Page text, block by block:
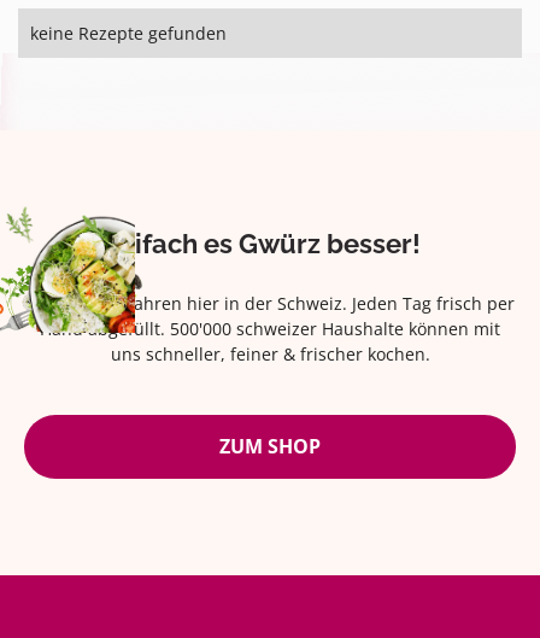
keine Rezepte gefunden
Eifach es Gwürz besser!
Seit über 42 Jahren hier in der Schweiz. Jeden Tag frisch per
Hand abgefüllt. 500'000 schweizer Haushalte können mit
uns schneller, feiner & frischer kochen.
ZUM SHOP